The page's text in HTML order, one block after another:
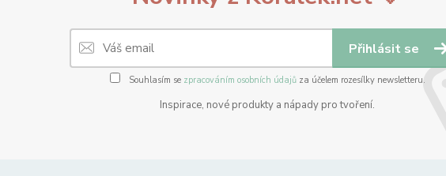
Přihlásit se
Souhlasím se zpracováním osobních údajůza účelem rozesílky newsletteru.
Inspirace, nové produkty a nápady pro tvoření.